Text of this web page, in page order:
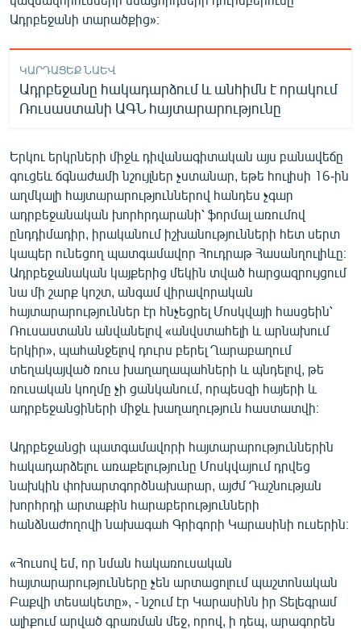
Ադրբեջանի տարածքից»։
ԿԱՐԴԱՑԵՔ ՆԱԵՎ
Ադրբեջանը հակադարձում և անհիմն է որակում
Ռուսաստանի ԱԳՆ հայտարարությունը
Երկու երկրների միջև դիվանագիտական այս բանավեճը
գուցեև ճգնաժամի նշույլներ չստանար, եթե հուլիսի 16-ին
աղմկալի հայտարարություններով հանդես չգար
ադրբեջանական խորհրդարանի՝ ֆորմալ առումով
ընդդիմադիր, իրականում իշխանությունների հետ սերտ
կապեր ունեցող պատգամավոր Հուդրաթ Հասանղուլիևը։
Ադրբեջանական կայքերից մեկին տված հարցազրույցում
նա մի շարք կոշտ, անգամ վիրավորական
հայտարարություններ էր հնչեցրել Մոսկվայի հասցեին՝
Ռուսաստանն անվանելով «անվստահելի և արնախում
երկիր», պահանջելով դուրս բերել Ղարաբաղում
տեղակայված ռուս խաղաղապահների և պնդելով, թե
ռուսական կողմը չի ցանկանում, որպեսզի հայերի և
ադրբեջանցիների միջև խաղաղություն հաստատվի։
Ադրբեջանցի պատգամավորի հայտարարություններին
հակադարձելու առաքելությունը Մոսկվայում դրվեց
նախկին փոխարտգործնախարար, այժմ Դաշնության
խորհրդի արտաքին հարաբերությունների
հանձնաժողովի նախագահ Գրիգորի Կարասինի ուսերին։
«Հուսով եմ, որ նման հակառուսական
հայտարարությունները չեն արտացոլում պաշտոնական
Բաքվի տեսակետը», - նշում էր Կարասինն իր Տելեգրամ
ալիքում արված գրառման մեջ, որով, ի դեպ, արագորեն